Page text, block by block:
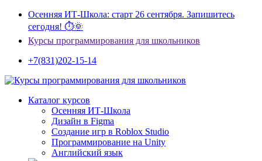
Осенняя ИТ-Школа: старт 26 сентября. Запишитесь
сегодня! ⏱🌞
Курсы программирования для школьников
+7(831)202-15-14
Каталог курсов
Осенняя ИТ-Школа
Дизайн в Figma
Создание игр в Roblox Studio
Программирование на Unity
Английский язык